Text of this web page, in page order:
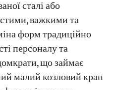
сталі або
важкими та
форм традиційно
персоналу та
що займає
малий козловий кран